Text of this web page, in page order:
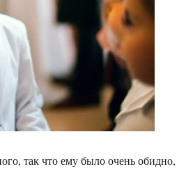
так что ему было очень обидно,